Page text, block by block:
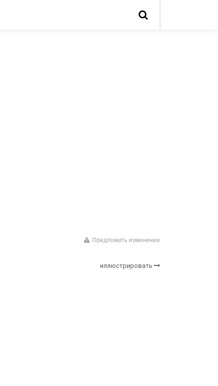
Предложить изменения
иллюстрировать